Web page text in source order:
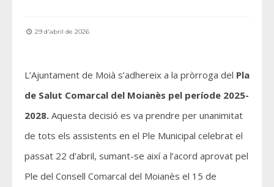
29 d'abril de 2026
L’Ajuntament de Moià s’adhereix a la pròrroga del Pla
de Salut Comarcal del Moianès pel període 2025-
2028. Aquesta decisió es va prendre per unanimitat
de tots els assistents en el Ple Municipal celebrat el
passat 22 d’abril, sumant-se així a l’acord aprovat pel
Ple del Consell Comarcal del Moianès el 15 de